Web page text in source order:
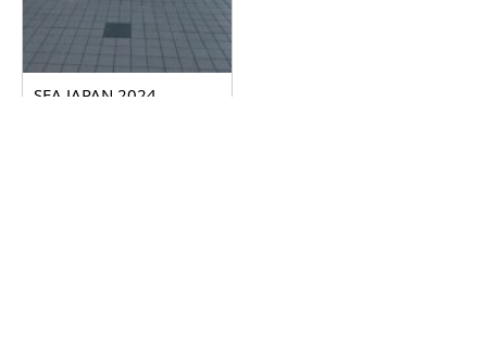
SEA JAPAN 2024